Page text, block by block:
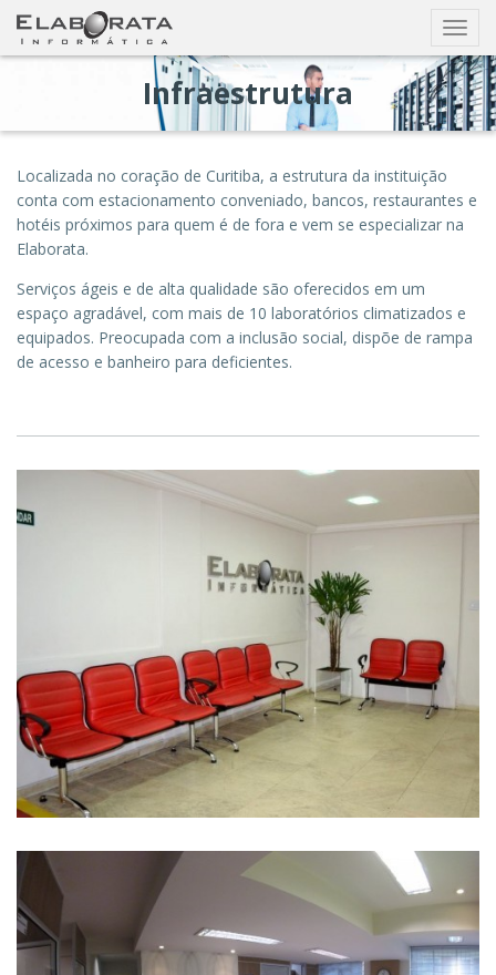
Exibir
Infraestrutura
Localizada no coração de Curitiba, a estrutura da instituição
conta com estacionamento conveniado, bancos, restaurantes e
hotéis próximos para quem é de fora e vem se especializar na
Elaborata.
Serviços ágeis e de alta qualidade são oferecidos em um
espaço agradável, com mais de 10 laboratórios climatizados e
equipados. Preocupada com a inclusão social, dispõe de rampa
de acesso e banheiro para deficientes.